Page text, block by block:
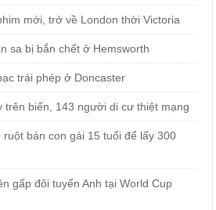
mới, trở về London thời Victoria
sa bị bắn chết ở Hemsworth
trái phép ở Doncaster
trên biển, 143 người di cư thiệt mạng
ruột bán con gái 15 tuổi để lấy 300
gấp đôi tuyển Anh tại World Cup